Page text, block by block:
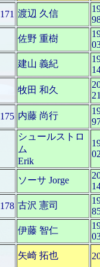
171 渡辺 久信
佐野 重樹
建山 義紀
牧田 和久
175 内藤 尚行
シュールストロ
ム
Erik
ソーサ Jorge
178 古沢 憲司
伊藤 智仁
矢崎 拓也